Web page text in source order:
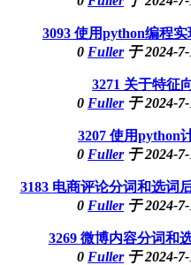
3093 使用python编程
0 Fuller 于2024-
3271 关于特征
0 Fuller 于2024-
3207 使用python
0 Fuller 于2024-
3183 电商评论分词和选词
0 Fuller 于2024-
3269 微博内容分词和
0 Fuller 于2024-